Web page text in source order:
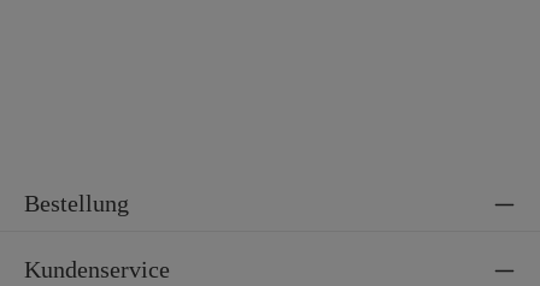
Bestellung
Kundenservice